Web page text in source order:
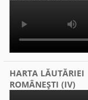
HARTA LĂUTĂRIEI
ROMÂNEŞTI (IV)